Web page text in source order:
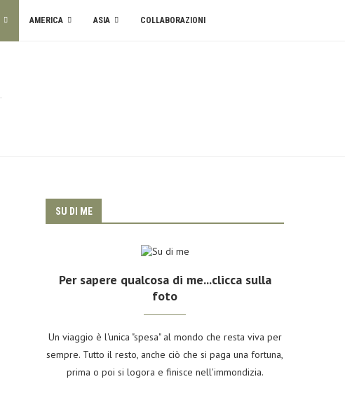
AMERICA ASIA COLLABORAZIONI
SU DI ME
Per sapere qualcosa di me...clicca sulla
foto
Un viaggio è l'unica "spesa" al mondo che resta viva per
sempre. Tutto il resto, anche ciò che si paga una fortuna,
prima o poi si logora e finisce nell'immondizia.